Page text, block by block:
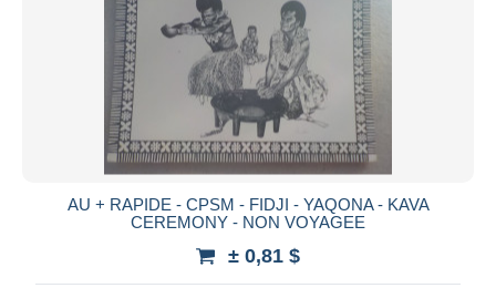
Zahlungsmethoden
PayPal
Banküberweisung
Visa
Mastercard
Bancontact
Maestro
Gesamte Auswahl aufheben
AU + RAPIDE - CPSM - FIDJI - YAQONA - KAVA
CEREMONY - NON VOYAGEE
± 0,81 $